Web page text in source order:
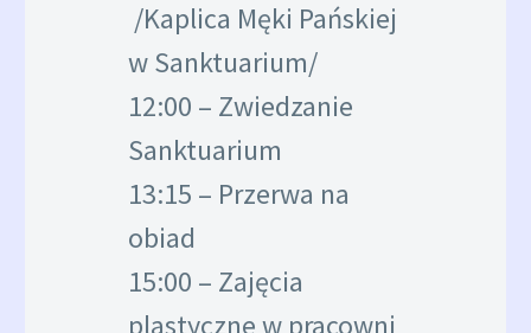
/Kaplica Męki Pańskiej
w Sanktuarium/
12:00 – Zwiedzanie
Sanktuarium
13:15 – Przerwa na
obiad
15:00 – Zajęcia
plastyczne w pracowni